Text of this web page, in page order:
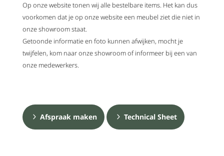
Op onze website tonen wij alle bestelbare items. Het kan dus
voorkomen dat je op onze website een meubel ziet die niet in
onze showroom staat.
Getoonde informatie en foto kunnen afwijken, mocht je
twijfelen, kom naar onze showroom of informeer bij een van
onze medewerkers.
Afspraak maken Technical Sheet